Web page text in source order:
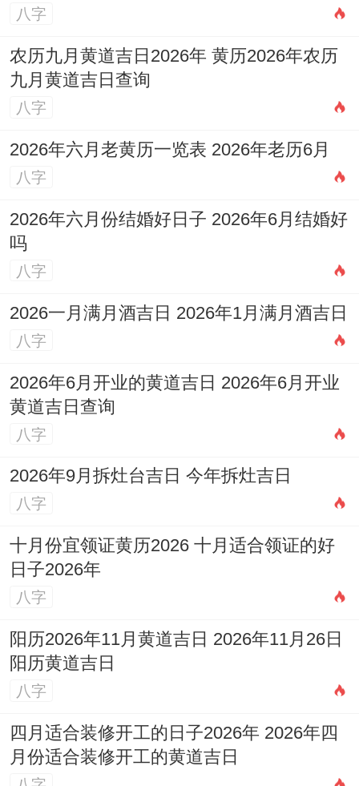
八字
农历九月黄道吉日2026年 黄历2026年农历
九月黄道吉日查询
八字
2026年六月老黄历一览表 2026年老历6月
八字
2026年六月份结婚好日子 2026年6月结婚好
吗
八字
2026一月满月酒吉日 2026年1月满月酒吉日
八字
2026年6月开业的黄道吉日 2026年6月开业
黄道吉日查询
八字
2026年9月拆灶台吉日 今年拆灶吉日
八字
十月份宜领证黄历2026 十月适合领证的好
日子2026年
八字
阳历2026年11月黄道吉日 2026年11月26日
阳历黄道吉日
八字
四月适合装修开工的日子2026年 2026年四
月份适合装修开工的黄道吉日